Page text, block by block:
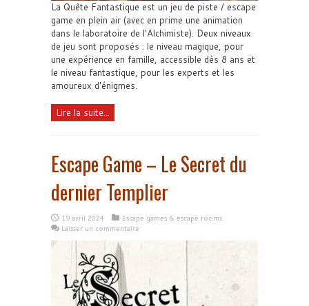
La Quête Fantastique est un jeu de piste / escape
game en plein air (avec en prime une animation
dans le laboratoire de l'Alchimiste). Deux niveaux
de jeu sont proposés : le niveau magique, pour
une expérience en famille, accessible dès 8 ans et
le niveau fantastique, pour les experts et les
amoureux d'énigmes.
Lire la suite...
Escape Game – Le Secret du
dernier Templier
19 avril 2024
Escape games & escape rooms
Laisser un commentaire